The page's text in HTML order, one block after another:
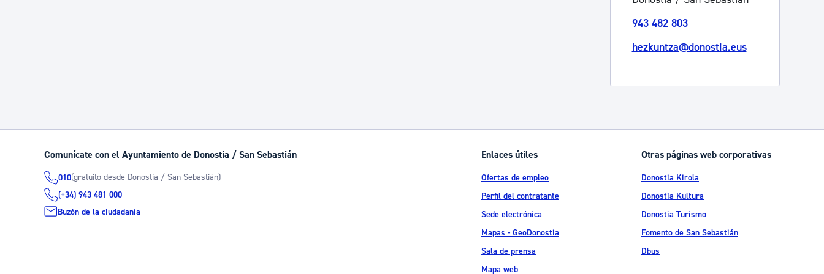
943 482 803
hezkuntza@donostia.eus
Comunícate con el Ayuntamiento de Donostia / San Sebastián
010(gratuito desde Donostia / San Sebastián)
(+34) 943 481 000
Buzón de la ciudadanía
Enlaces útiles
Ofertas de empleo
Perfil del contratante
Sede electrónica
Mapas - GeoDonostia
Sala de prensa
Mapa web
Otras páginas web corporativas
Donostia Kirola
Donostia Kultura
Donostia Turismo
Fomento de San Sebastián
Dbus